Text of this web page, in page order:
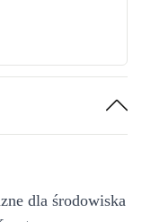
dla środowiska